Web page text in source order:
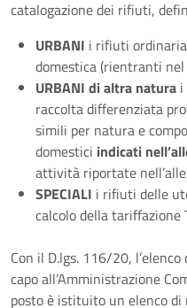
catalogazione dei rifiuti,
URBANI i rifiuti
domestica (rientranti
URBANI di altra natura i
raccolta differenziata
simili per natura e
domestici indicati
attività riportate
SPECIALI i rifiuti delle
calcolo della tariffazione
Con il D.lgs. 116/20,
capo all’Amministrazione
posto è istituito un elenco